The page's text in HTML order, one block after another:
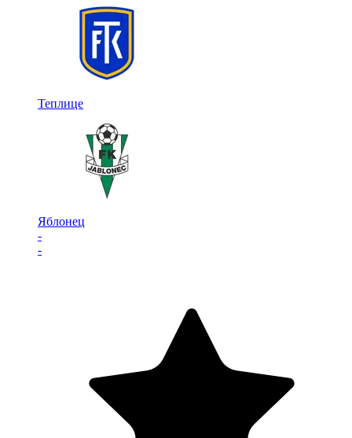
Теплице
Яблонец
-
-